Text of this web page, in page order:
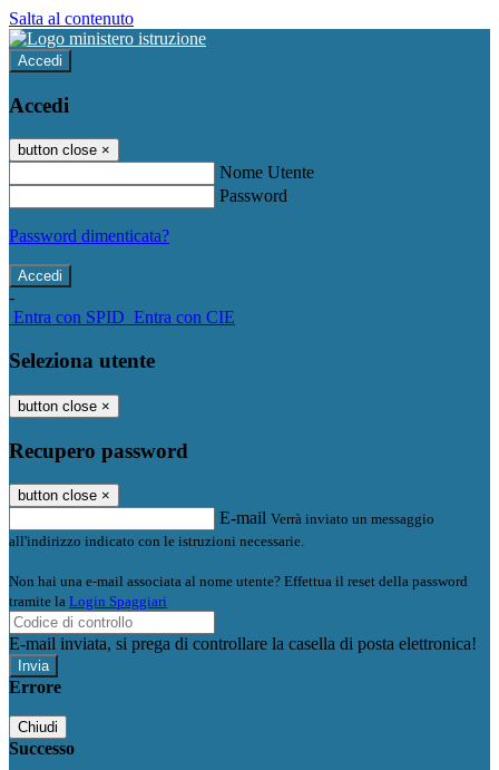
Salta al contenuto
Accedi
Accedi
button close ×
Nome Utente
Password
Password dimenticata?
-
Entra con SPID Entra con CIE
Seleziona utente
button close ×
Recupero password
button close ×
E-mail Verrà inviato un messaggio
all'indirizzo indicato con le istruzioni necessarie.
Non hai una e-mail associata al nome utente? Effettua il reset della password
tramite la Login Spaggiari
E-mail inviata, si prega di controllare la casella di posta elettronica!
Errore
Chiudi
Successo